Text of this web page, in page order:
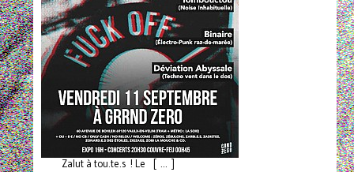
Zalut à tou.te.s ! Le [ ... ]